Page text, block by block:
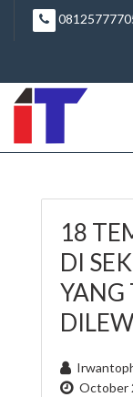
18
DI
YANG
October